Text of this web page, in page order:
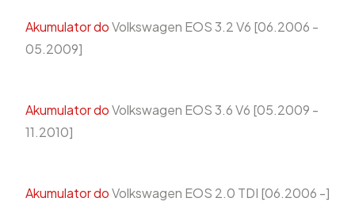
Akumulator doVolkswagen EOS 3.2 V6 [06.2006 -
05.2009]
Akumulator doVolkswagen EOS 3.6 V6 [05.2009 -
11.2010]
Akumulator doVolkswagen EOS 2.0 TDI [06.2006 -]